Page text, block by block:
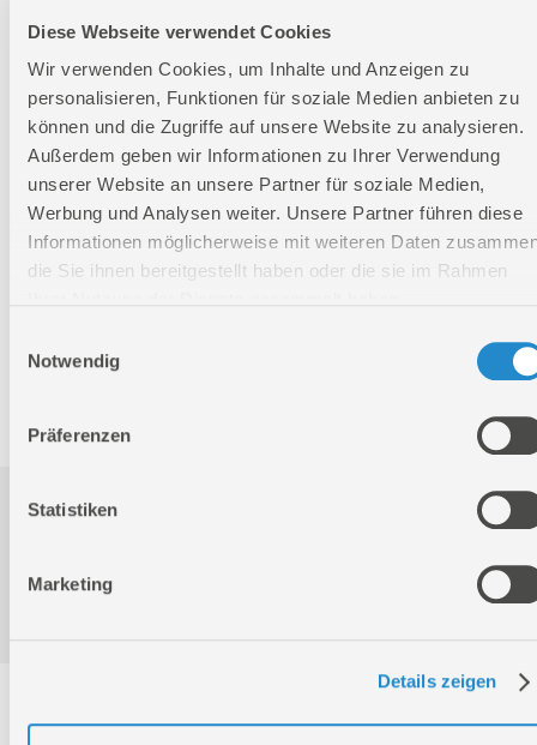
Diese Webseite verwendet Cookies
Wir verwenden Cookies, um Inhalte und Anzeigen zu
personalisieren, Funktionen für soziale Medien anbieten zu
können und die Zugriffe auf unsere Website zu analysieren.
Außerdem geben wir Informationen zu Ihrer Verwendung
unserer Website an unsere Partner für soziale Medien,
Werbung und Analysen weiter. Unsere Partner führen diese
Informationen möglicherweise mit weiteren Daten
die Sie ihnen bereitgestellt haben oder die sie im Rahmen
Notwendig
Präferenzen
Statistiken
Marketing
Details zeigen
Verpackungsmaße
Länge
250 mm
Breite
210 mm
Höhe
55 mm
GTIN:
4015671555137
Produktinformation